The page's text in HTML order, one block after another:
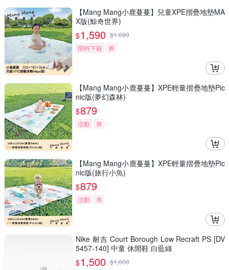
【Mang Mang小鹿蔓蔓】兒童XPE摺疊地墊MA
X版(鯨奇世界)
$1,590 $1,690
限時下殺
券
【Mang Mang小鹿蔓蔓】XPE輕量摺疊地墊Pic
nic版(夢幻森林)
$879
活動 券
【Mang Mang小鹿蔓蔓】XPE輕量摺疊地墊Pic
nic版(旅行小魚)
$879
活動 券
Nike 耐吉 Court Borough Low Recraft PS [DV
5457-140] 中童 休閒鞋 白藍綠
$1,500 $1,600